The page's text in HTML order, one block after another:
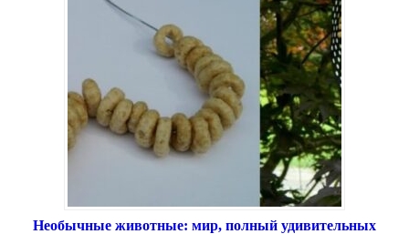
Необычные животные: мир, полный удивительных